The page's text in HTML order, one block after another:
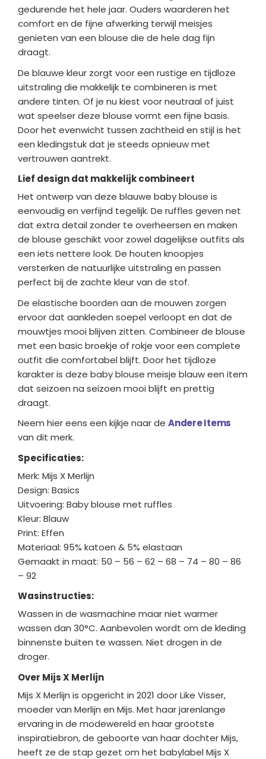
gedurende het hele jaar. Ouders waarderen het
comfort en de fijne afwerking terwijl meisjes
genieten van een blouse die de hele dag fijn
draagt.
De blauwe kleur zorgt voor een rustige en tijdloze
uitstraling die makkelijk te combineren is met
andere tinten. Of je nu kiest voor neutraal of juist
wat speelser deze blouse vormt een fijne basis.
Door het evenwicht tussen zachtheid en stijl is het
een kledingstuk dat je steeds opnieuw met
vertrouwen aantrekt.
Lief design dat makkelijk combineert
Het ontwerp van deze blauwe baby blouse is
eenvoudig en verfijnd tegelijk. De ruffles geven net
dat extra detail zonder te overheersen en maken
de blouse geschikt voor zowel dagelijkse outfits als
een iets nettere look. De houten knoopjes
versterken de natuurlijke uitstraling en passen
perfect bij de zachte kleur van de stof.
De elastische boorden aan de mouwen zorgen
ervoor dat aankleden soepel verloopt en dat de
mouwtjes mooi blijven zitten. Combineer de blouse
met een basic broekje of rokje voor een complete
outfit die comfortabel blijft. Door het tijdloze
karakter is deze baby blouse meisje blauw een item
dat seizoen na seizoen mooi blijft en prettig
draagt.
Neem hier eens een kijkje naar de Andere Items
van dit merk.
Specificaties:
Merk: Mijs X Merlijn
Design: Basics
Uitvoering: Baby blouse met ruffles
Kleur: Blauw
Print: Effen
Materiaal: 95% katoen & 5% elastaan
Gemaakt in maat: 50 – 56 – 62 – 68 – 74 – 80 – 86
– 92
Wasinstructies:
Wassen in de wasmachine maar niet warmer
wassen dan 30°C. Aanbevolen wordt om de kleding
binnenste buiten te wassen. Niet drogen in de
droger.
Over Mijs X Merlijn
Mijs X Merlijn is opgericht in 2021 door Like Visser,
moeder van Merlijn en Mijs. Met haar jarenlange
ervaring in de modewereld en haar grootste
inspiratiebron, de geboorte van haar dochter Mijs,
heeft ze de stap gezet om het babylabel Mijs X